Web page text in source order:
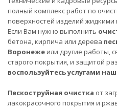
полный комплекс работ по
поверхностей изделий
Если Вам нужно выполнить
бетона, кирпича или дерева
Воронежеили другие работы,
старого покрытия, и защитой
воспользуйтесь услугами
Пескоструйная очистка от
лакокрасочного покрытия и